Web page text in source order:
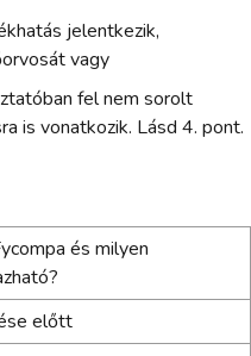
jelentkezik,
vagy
fel nem sorolt
is vonatkozik. Lásd 4. pont.
és milyen
előtt